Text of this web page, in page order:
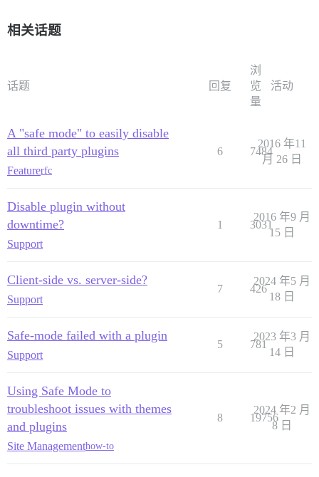
相关话题
话题 回复
浏
览
量
活动
A "safe mode" to easily disable
all third party plugins
Featurerfc
6 7484
2016 年11
月 26 日
Disable plugin without
downtime?
Support
1 3031
2016 年9 月
15 日
Client-side vs. server-side?
Support
7 426
2024 年5 月
18 日
Safe-mode failed with a plugin
Support
5 781
2023 年3 月
14 日
Using Safe Mode to
troubleshoot issues with themes
and plugins
Site Managementhow-to
8 19756
2024 年2 月
8 日